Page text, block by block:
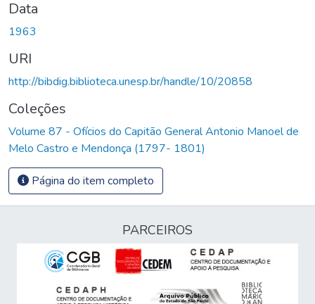
Data
1963
URI
http://bibdig.biblioteca.unesp.br/handle/10/20858
Coleções
Volume 87 - Ofícios do Capitão General Antonio Manoel de
Melo Castro e Mendonça (1797- 1801)
Página do item completo
PARCEIROS